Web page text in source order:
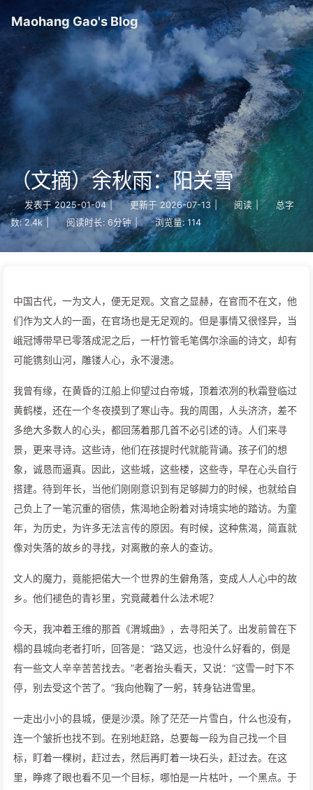
Maohang Gao's Blog
（文摘）余秋雨：阳关雪
发表于 2025-01-04 更新于 2026-07-13 | 阅读
总字
数: 2.4k | 阅读时长: 6分钟 浏览量: 114
中国古代，一为文人，便无足观。文官之显赫，在官而不在文，他
们作为文人的一面，在官场也是无足观的。但是事情又很怪异，当
峨冠博带早已零落成泥之后，一杆竹管毛笔偶尔涂画的诗文，却有
可能镌刻山河，雕镂人心，永不漫漶。
我曾有缘，在黄昏的江船上仰望过白帝城，顶着浓冽的秋霜登临过
黄鹤楼，还在一个冬夜摸到了寒山寺。我的周围，人头济济，差不
多绝大多数人的心头，都回荡着那几首不必引述的诗。人们来寻
景，更来寻诗。这些诗，他们在孩提时代就能背诵。孩子们的想
象，诚恳而逼真。因此，这些城，这些楼，这些寺，早在心头自行
搭建。待到年长，当他们刚刚意识到有足够脚力的时候，也就给自
己负上了一笔沉重的宿债，焦渴地企盼着对诗境实地的踏访。为童
年，为历史，为许多无法言传的原因。有时候，这种焦渴，简直就
像对失落的故乡的寻找，对离散的亲人的查访。
文人的魔力，竟能把偌大一个世界的生僻角落，变成人人心中的故
乡。他们褪色的青衫里，究竟藏着什么法术呢？
今天，我冲着王维的那首《渭城曲》，去寻阳关了。出发前曾在下
榻的县城向老者打听，回答是：“路又远，也没什么好看的，倒是
有一些文人辛辛苦苦找去。”老者抬头看天，又说：“这雪一时下不
停，别去受这个苦了。”我向他鞠了一躬，转身钻进雪里。
一走出小小的县城，便是沙漠。除了茫茫一片雪白，什么也没有，
连一个皱折也找不到。在别地赶路，总要每一段为自己找一个目
标，盯着一棵树，赶过去，然后再盯着一块石头，赶过去。在这
里，睁疼了眼也看不见一个目标，哪怕是一片枯叶，一个黑点。于